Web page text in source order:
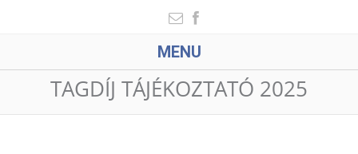
MENU
TAGDÍJ TÁJÉKOZTATÓ 2025